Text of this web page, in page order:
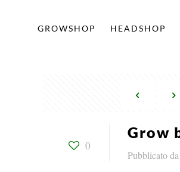
GROWSHOP HEADSHOP
0
Grow
Pubblicato da